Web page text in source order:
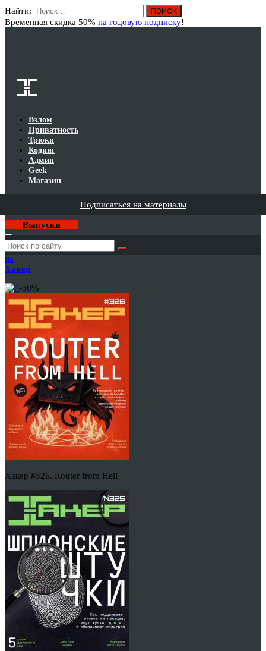
Найти:
Временная скидка 50% на годовую подписку!
Взлом
Приватность
Трюки
Кодинг
Админ
Geek
Магазин
Подписаться на материалы
Выпуски
Годовая
подписка
на
Хакер
-50%
Хакер #326. Router from Hell